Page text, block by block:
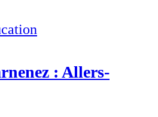
: Allers-